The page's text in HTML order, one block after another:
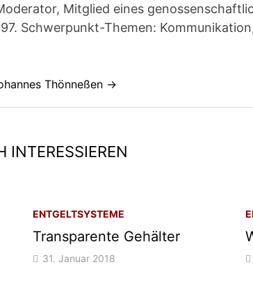
Mitglied eines
Schwerpunkt-Themen:
Thönneßen →
INTERESSIEREN
ENTGELTSYSTEME
Transparente Gehälter
31. Januar 2018